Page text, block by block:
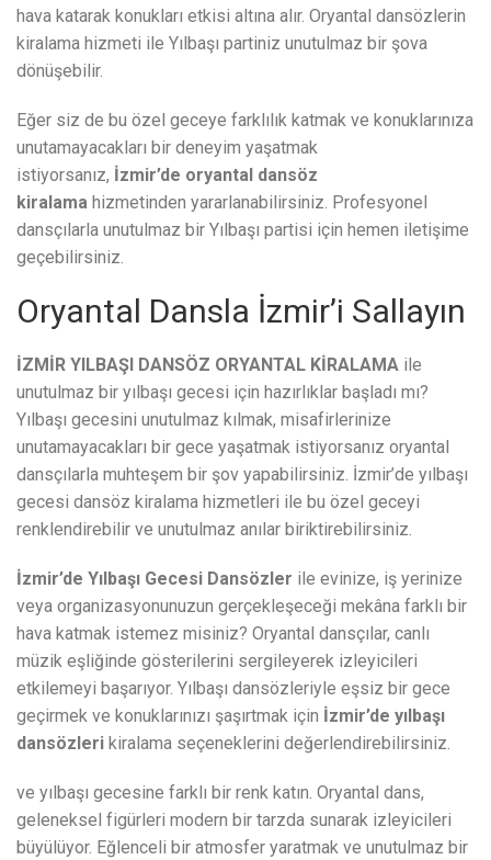
hava katarak konukları etkisi altına alır. Oryantal dansözlerin
kiralama hizmeti ile Yılbaşı partiniz unutulmaz bir şova
dönüşebilir.
Eğer siz de bu özel geceye farklılık katmak ve konuklarınıza
unutamayacakları bir deneyim yaşatmak
istiyorsanız, İzmir’de oryantal dansöz
kiralama hizmetinden yararlanabilirsiniz. Profesyonel
dansçılarla unutulmaz bir Yılbaşı partisi için hemen iletişime
geçebilirsiniz.
Oryantal Dansla İzmir’i Sallayın
İZMİR YILBAŞI DANSÖZ ORYANTAL KİRALAMA ile
unutulmaz bir yılbaşı gecesi için hazırlıklar başladı mı?
Yılbaşı gecesini unutulmaz kılmak, misafirlerinize
unutamayacakları bir gece yaşatmak istiyorsanız oryantal
dansçılarla muhteşem bir şov yapabilirsiniz. İzmir’de yılbaşı
gecesi dansöz kiralama hizmetleri ile bu özel geceyi
renklendirebilir ve unutulmaz anılar biriktirebilirsiniz.
İzmir’de Yılbaşı Gecesi Dansözler ile evinize, iş yerinize
veya organizasyonunuzun gerçekleşeceği mekâna farklı bir
hava katmak istemez misiniz? Oryantal dansçılar, canlı
müzik eşliğinde gösterilerini sergileyerek izleyicileri
etkilemeyi başarıyor. Yılbaşı dansözleriyle eşsiz bir gece
geçirmek ve konuklarınızı şaşırtmak için İzmir’de yılbaşı
dansözleri kiralama seçeneklerini değerlendirebilirsiniz.
ve yılbaşı gecesine farklı bir renk katın. Oryantal dans,
geleneksel figürleri modern bir tarzda sunarak izleyicileri
büyülüyor. Eğlenceli bir atmosfer yaratmak ve unutulmaz bir